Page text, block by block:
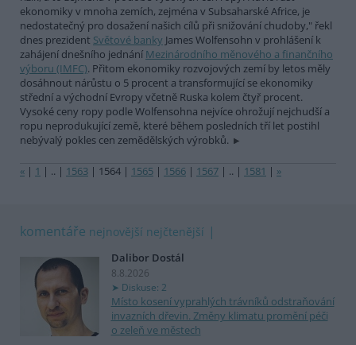
ekonomiky v mnoha zemích, zejména v Subsaharské Africe, je
nedostatečný pro dosažení našich cílů při snižování chudoby," řekl
dnes prezident Světové banky James Wolfensohn v prohlášení k
zahájení dnešního jednání Mezinárodního měnového a finančního
výboru (IMFC). Přitom ekonomiky rozvojových zemí by letos měly
dosáhnout nárůstu o 5 procent a transformující se ekonomiky
střední a východní Evropy včetně Ruska kolem čtyř procent.
Vysoké ceny ropy podle Wolfensohna nejvíce ohrožují nejchudší a
ropu neprodukující země, které během posledních tří let postihl
nebývalý pokles cen zemědělských výrobků.
« | 1 | .. | 1563 | 1564 | 1565 | 1566 | 1567 | .. | 1581 | »
komentáře nejnovější nejčtenější
Dalibor Dostál
8.8.2026
Diskuse: 2
Místo kosení vyprahlých trávníků odstraňování
invazních dřevin. Změny klimatu promění péči
o zeleň ve městech